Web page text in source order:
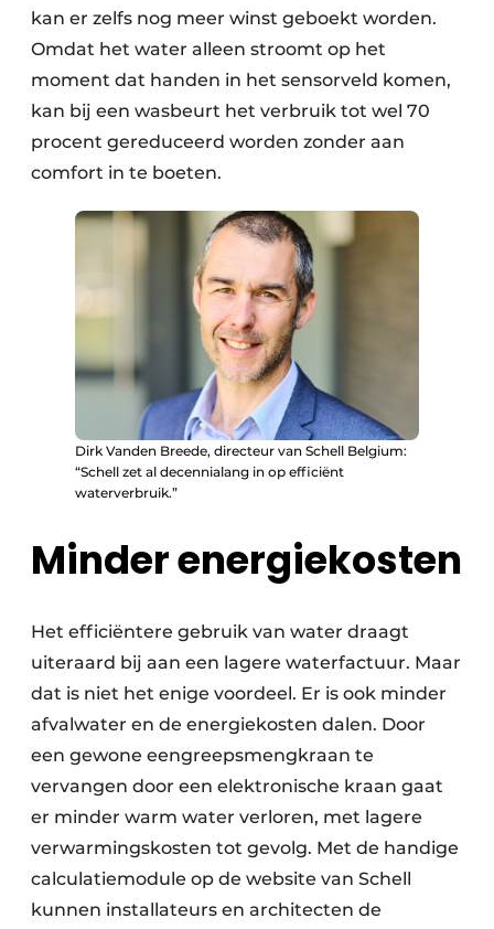
kan er zelfs nog meer winst geboekt worden.
Omdat het water alleen stroomt op het
moment dat handen in het sensorveld komen,
kan bij een wasbeurt het verbruik tot wel 70
procent gereduceerd worden zonder aan
comfort in te boeten.
Dirk Vanden Breede, directeur van Schell Belgium:
“Schell zet al decennialang in op efficiënt
waterverbruik.”
Minder energiekosten
Het efficiëntere gebruik van water draagt
uiteraard bij aan een lagere waterfactuur. Maar
dat is niet het enige voordeel. Er is ook minder
afvalwater en de energiekosten dalen. Door
een gewone eengreepsmengkraan te
vervangen door een elektronische kraan gaat
er minder warm water verloren, met lagere
verwarmingskosten tot gevolg. Met de handige
calculatiemodule op de website van Schell
kunnen installateurs en architecten de